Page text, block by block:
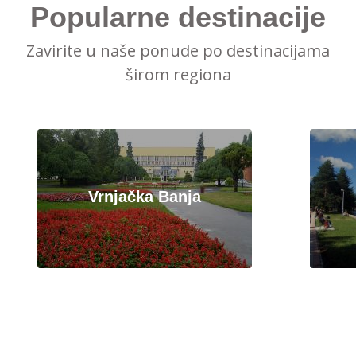
Popularne destinacije
Zavirite u naše ponude po destinacijama
širom regiona
Vrnjačka Banja